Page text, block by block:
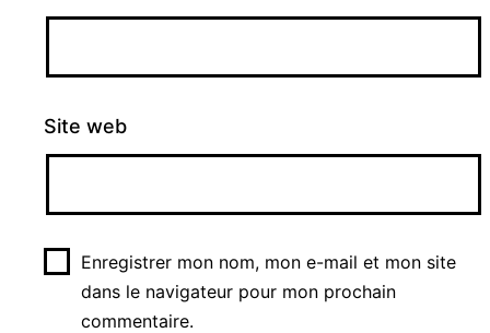
Site web
Enregistrer mon nom, mon e-mail et mon site
dans le navigateur pour mon prochain
commentaire.